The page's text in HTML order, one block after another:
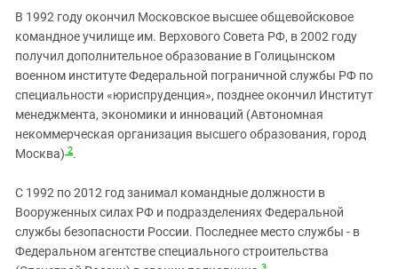
В 1992 году окончил Московское высшее общевойсковое
командное училище им. Верхового Совета РФ, в 2002 году
получил дополнительное образование в Голицынском
военном институте Федеральной пограничной службы РФ по
специальности «юриспруденция», позднее окончил Институт
менеджмента, экономики и инноваций (Автономная
некоммерческая организация высшего образования, город
Москва) 2.
С 1992 по 2012 год занимал командные должности в
Вооруженных силах РФ и подразделениях Федеральной
службы безопасности России. Последнее место службы - в
Федеральном агентстве специального строительства